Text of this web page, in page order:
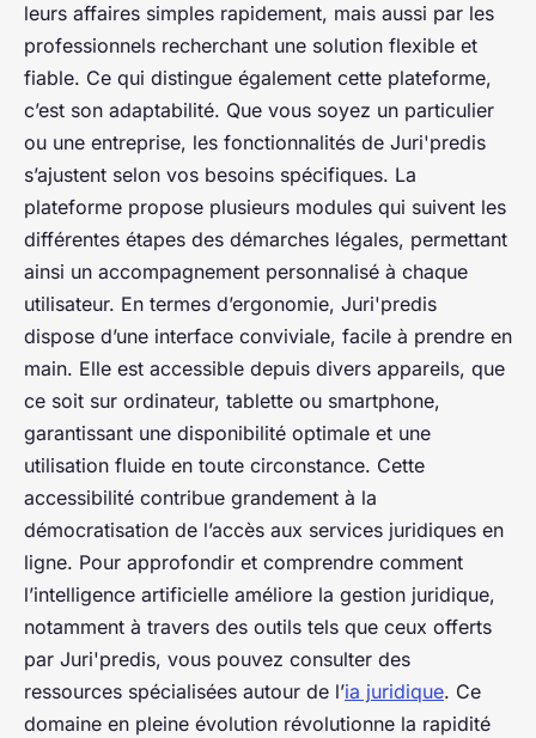
leurs affaires simples rapidement, mais aussi par les
professionnels recherchant une solution flexible et
fiable. Ce qui distingue également cette plateforme,
c’est son adaptabilité. Que vous soyez un particulier
ou une entreprise, les fonctionnalités de Juri'predis
s’ajustent selon vos besoins spécifiques. La
plateforme propose plusieurs modules qui suivent les
différentes étapes des démarches légales, permettant
ainsi un accompagnement personnalisé à chaque
utilisateur. En termes d’ergonomie, Juri'predis
dispose d’une interface conviviale, facile à prendre en
main. Elle est accessible depuis divers appareils, que
ce soit sur ordinateur, tablette ou smartphone,
garantissant une disponibilité optimale et une
utilisation fluide en toute circonstance. Cette
accessibilité contribue grandement à la
démocratisation de l’accès aux services juridiques en
ligne. Pour approfondir et comprendre comment
l’intelligence artificielle améliore la gestion juridique,
notamment à travers des outils tels que ceux offerts
par Juri'predis, vous pouvez consulter des
ressources spécialisées autour de l’ia juridique. Ce
domaine en pleine évolution révolutionne la rapidité